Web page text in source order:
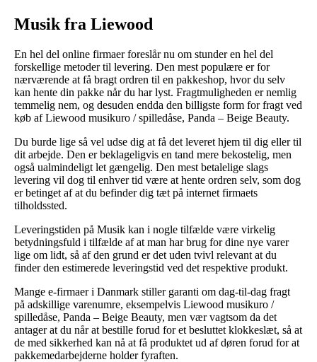
Musik fra Liewood
En hel del online firmaer foreslår nu om stunder en hel del
forskellige metoder til levering. Den mest populære er for
nærværende at få bragt ordren til en pakkeshop, hvor du selv
kan hente din pakke når du har lyst. Fragtmuligheden er nemlig
temmelig nem, og desuden endda den billigste form for fragt ved
køb af Liewood musikuro / spilledåse, Panda – Beige Beauty.
Du burde lige så vel udse dig at få det leveret hjem til dig eller til
dit arbejde. Den er beklageligvis en tand mere bekostelig, men
også ualmindeligt let gængelig. Den mest betalelige slags
levering vil dog til enhver tid være at hente ordren selv, som dog
er betinget af at du befinder dig tæt på internet firmaets
tilholdssted.
Leveringstiden på Musik kan i nogle tilfælde være virkelig
betydningsfuld i tilfælde af at man har brug for dine nye varer
lige om lidt, så af den grund er det uden tvivl relevant at du
finder den estimerede leveringstid ved det respektive produkt.
Mange e-firmaer i Danmark stiller garanti om dag-til-dag fragt
på adskillige varenumre, eksempelvis Liewood musikuro /
spilledåse, Panda – Beige Beauty, men vær vagtsom da det
antager at du når at bestille forud for et besluttet klokkeslæt, så at
de med sikkerhed kan nå at få produktet ud af døren forud for at
pakkemedarbejderne holder fyraften.